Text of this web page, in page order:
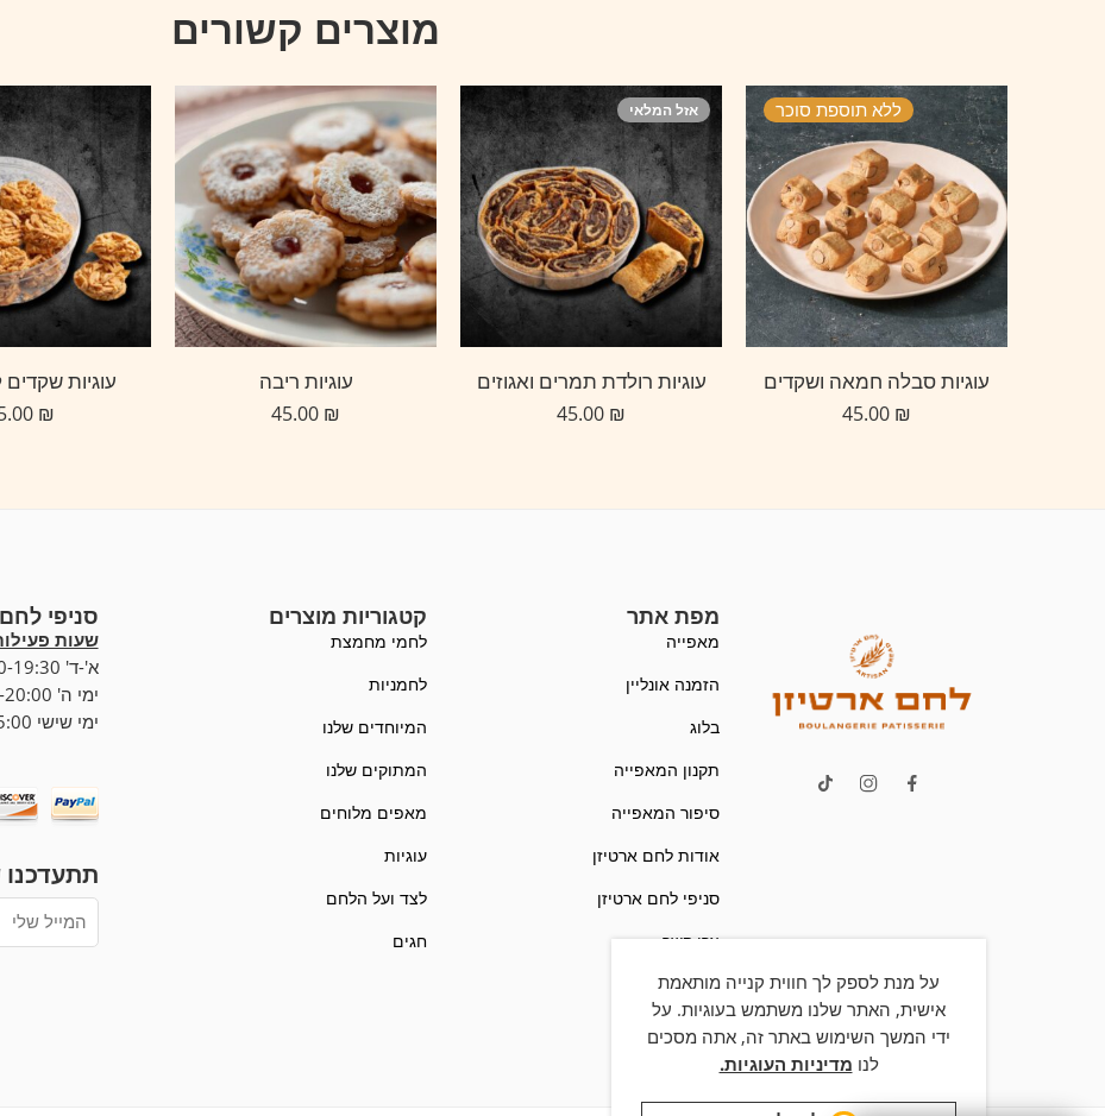
מוצרים קשורים
ללא תוספת סוכר
עוגיות סבלה חמאה ושקדים
₪
אזל המלאי
עוגיות רולדת תמרים ואגוזים
₪
עוגיות ריבה
₪
עוגיות
₪
מפת אתר
מאפייה
הזמנה אונליין
בלוג
תקנון המאפייה
סיפור המאפייה
אודות לחם ארטיזן
סניפי לחם ארטיזן
צרו קשר
הצהרת נגישות
קטגוריות מוצרים
לחמי מחמצת
לחמניות
המיוחדים שלנו
המתוקים שלנו
מאפים מלוחים
עוגיות
לצד ועל הלחם
חגים
סניפי
שעות
א'-ד' 07:00-19:30,
ימי ה' 07:00-20:00
ימי שישי 07:00-15:00
על מנת לספק לך חווית קנייה מותאמת
אישית, האתר שלנו משתמש בעוגיות. על
ידי המשך השימוש באתר זה, אתה מסכים
לנו מדיניות העוגיות.